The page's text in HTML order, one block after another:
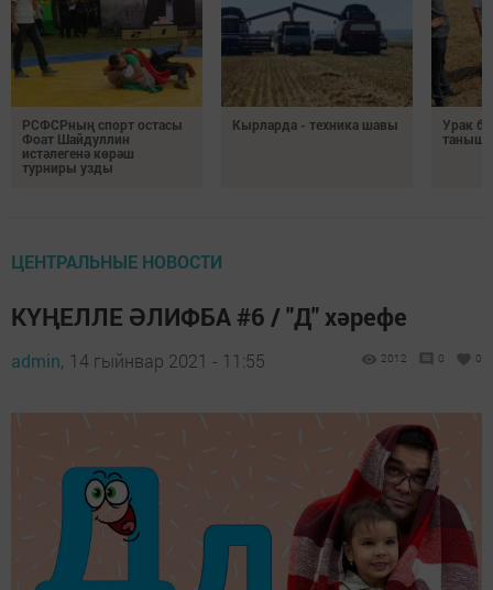
РСФСРның спорт остасы
Фоат Шайдуллин
истәлегенә көрәш
турниры узды
Кырларда - техника шавы
Урак
ЦЕНТРАЛЬНЫЕ НОВОСТИ
КҮҢЕЛЛЕ ӘЛИФБА #6 / "Д" хәрефе
admin, 14 гыйнвар 2021 - 11:55 2012 0 0